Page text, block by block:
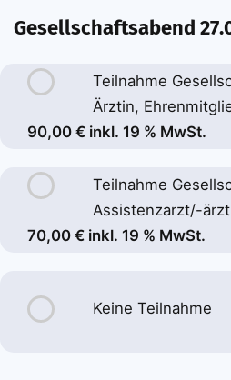
Gesellschaftsabend
Teilnahme
Ärztin,
90,00 € inkl. 19 % MwSt.
Teilnahme
Assistenzarzt/-
70,00 € inkl. 19 % MwSt.
Keine Teilnahme